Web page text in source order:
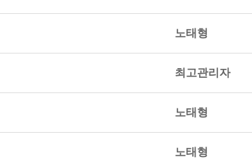
노태형
최고관리자
노태형
노태형